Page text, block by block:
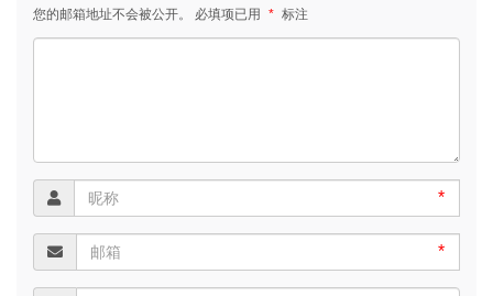
您的邮箱地址不会被公开。 必填项已用 * 标注
*
*